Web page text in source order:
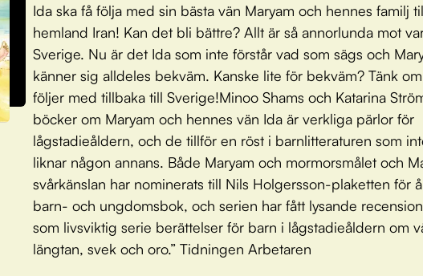
Ida ska få följa med sin bästa vän Maryam och hennes familj
hemland Iran! Kan det bli bättre? Allt är så annorlunda mot
Sverige. Nu är det Ida som inte förstår vad som sägs och
känner sig alldeles bekväm. Kanske lite för bekväm? Tänk
följer med tillbaka till Sverige!Minoo Shams och Katarina
böcker om Maryam och hennes vän Ida är verkliga pärlor för
lågstadieåldern, och de tillför en röst i barnlitteraturen som
liknar någon annans. Både Maryam och mormorsmålet och
svårkänslan har nominerats till Nils Holgersson-plaketten för
barn- och ungdomsbok, och serien har fått lysande
som livsviktig serie berättelser för barn i lågstadieåldern om
längtan, svek och oro.” Tidningen Arbetaren